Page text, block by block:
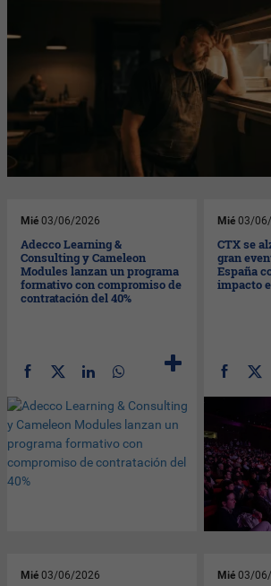
Mié 03/06/2026
Adecco Learning &
Consulting y Cameleon
Modules lanzan un programa
formativo con compromiso de
contratación del 40%
Mié 03/
CTX se
gran
España
impacto
Mié 03/06/2026 Mié 03/